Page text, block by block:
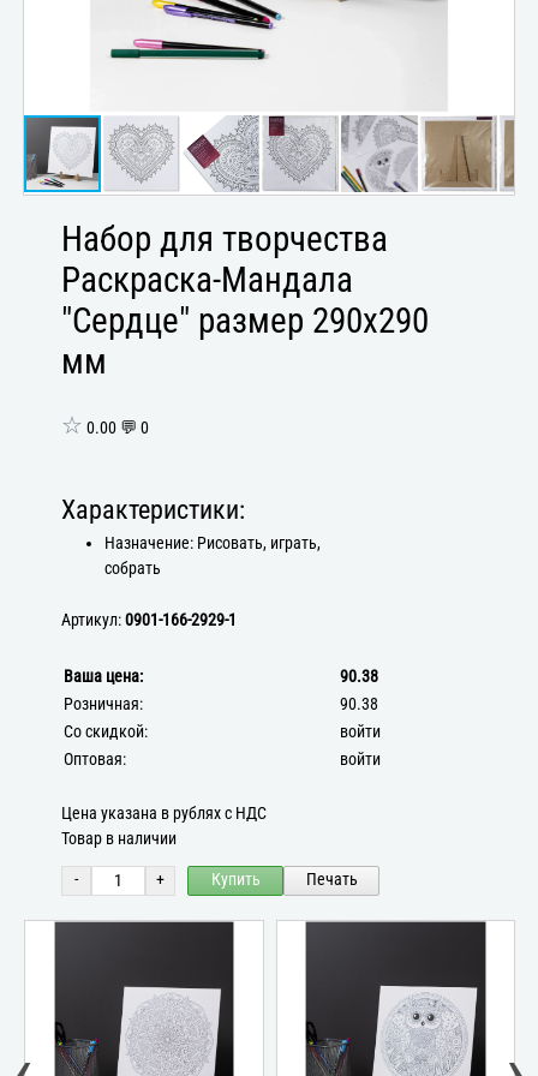
Набор для творчества
Раскраска-Мандала
"Сердце" размер 290х290
мм
☆ 0.00 💬 0
Характеристики:
Назначение: Рисовать, играть,
собрать
Артикул:0901-166-2929-1
Ваша цена:
90.38
Розничная:
90.38
Со скидкой:
войти
Оптовая:
войти
Цена указана в рублях с НДС
Товар в наличии
- + Купить Печать